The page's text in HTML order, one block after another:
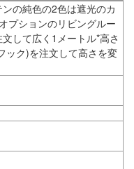
の純色の2色は遮光のカ
プションのリビングルー
して広く1メートル*高さ
ック)を注文して高さを変